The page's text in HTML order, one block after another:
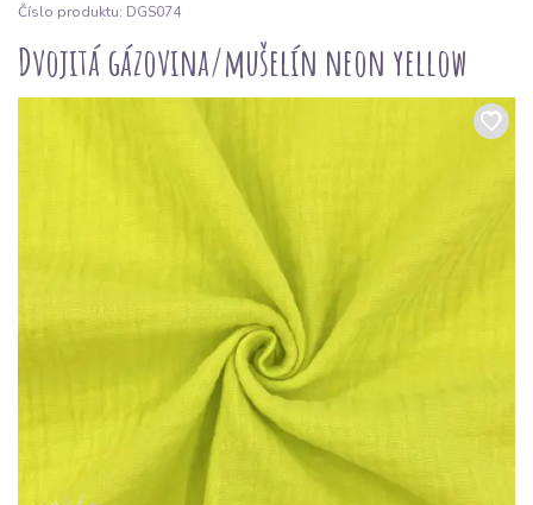
Číslo produktu: DGS074
Dvojitá gázovina/mušelín neon yellow